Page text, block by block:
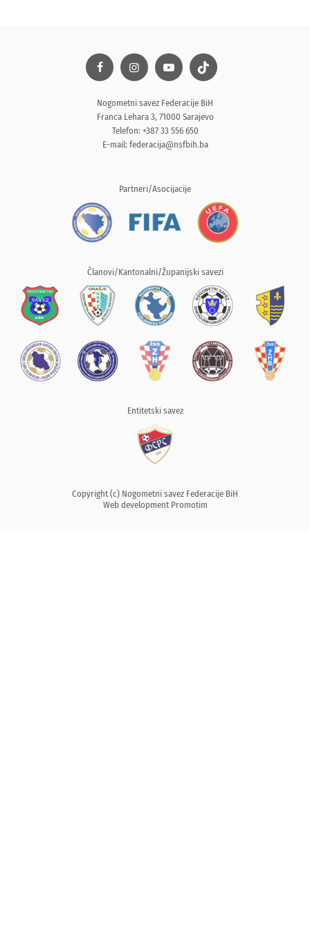
Nogometni savez Federacije BiH
Franca Lehara 3, 71000 Sarajevo
Telefon: +387 33 556 650
E-mail: federacija@nsfbih.ba
Partneri/Asocijacije
Članovi/Kantonalni/Županijski savezi
Entitetski savez
Copyright (c) Nogometni savez Federacije BiH
Web development Promotim